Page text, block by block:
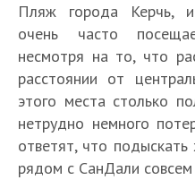
Пляж города Керчь,
очень часто
несмотря на то, что
расстоянии от
этого места столько
нетрудно немного
ответят, что
рядом с СанДали